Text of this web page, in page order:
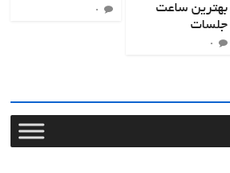
بهترین ساعت
جلسات
۰
۰